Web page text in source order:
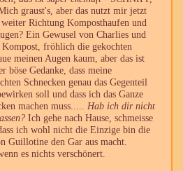
graust's, aber das nutzt mir jetzt
Richtung Komposthaufen und
Ein Gewusel von Charlies und
fröhlich die gekochten
meinen Augen kaum, aber das ist
Gedanke, dass meine
Schnecken genau das Gegenteil
soll und dass ich das Ganze
machen muss..... Hab ich dir nicht
Ich gehe nach Hause, schmeisse
ich wohl nicht die Einzige bin die
Guillotine den Gar aus macht.
es nichts verschönert.